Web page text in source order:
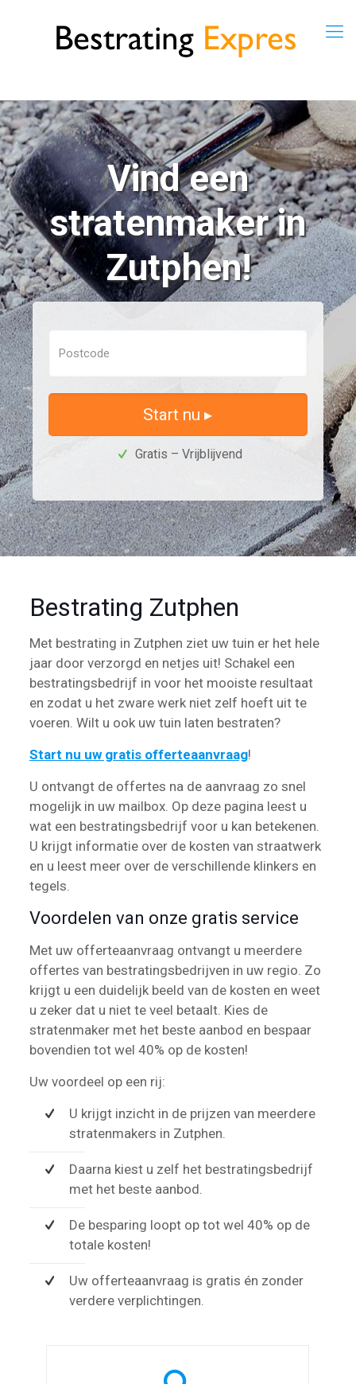
Vind een
stratenmaker in
Zutphen!
Start nu ▸
Gratis – Vrijblijvend
Bestrating Zutphen
Met bestrating in Zutphen ziet uw tuin er het hele
jaar door verzorgd en netjes uit! Schakel een
bestratingsbedrijf in voor het mooiste resultaat
en zodat u het zware werk niet zelf hoeft uit te
voeren. Wilt u ook uw tuin laten bestraten?
Start nu uw gratis offerteaanvraag!
U ontvangt de offertes na de aanvraag zo snel
mogelijk in uw mailbox. Op deze pagina leest u
wat een bestratingsbedrijf voor u kan betekenen.
U krijgt informatie over de kosten van straatwerk
en u leest meer over de verschillende klinkers en
tegels.
Voordelen van onze gratis service
Met uw offerteaanvraag ontvangt u meerdere
offertes van bestratingsbedrijven in uw regio. Zo
krijgt u een duidelijk beeld van de kosten en weet
u zeker dat u niet te veel betaalt. Kies de
stratenmaker met het beste aanbod en bespaar
bovendien tot wel 40% op de kosten!
Uw voordeel op een rij:
U krijgt inzicht in de prijzen van meerdere
stratenmakers in Zutphen.
Daarna kiest u zelf het bestratingsbedrijf
met het beste aanbod.
De besparing loopt op tot wel 40% op de
totale kosten!
Uw offerteaanvraag is gratis én zonder
verdere verplichtingen.